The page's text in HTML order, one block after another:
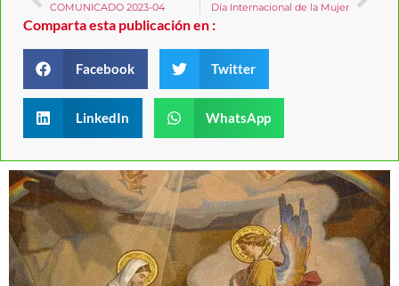
COMUNICADO 2023-04 Día Internacional de la Mujer
Comparta esta publicación en :
Facebook Twitter
LinkedIn WhatsApp